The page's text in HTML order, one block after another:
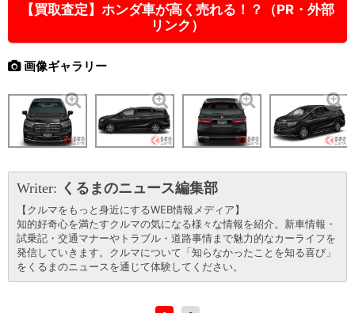
【買取査定】ホンダ車が高く売れる！？（PR・外部
リンク）
画像ギャラリー
Writer: くるまのニュース編集部
【クルマをもっと身近にするWEB情報メディア】
知的好奇心を満たすクルマの気になる様々な情報を紹介。新車情報・
試乗記・交通マナーやトラブル・道路事情まで魅力的なカーライフを
発信していきます。クルマについて「知らなかったことを知る喜び」
をくるまのニュースを通じて体験してください。